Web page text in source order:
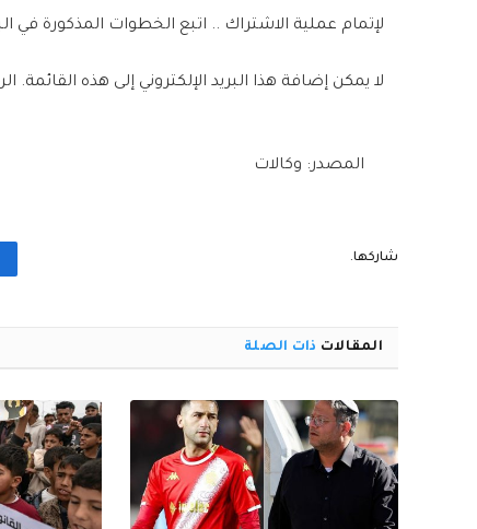
لإتمام عملية الاشتراك .. اتبع الخطوات المذكورة في
لا يمكن إضافة هذا البريد الإلكتروني إلى هذه القائمة.
المصدر: وكالات
شاركها.
المقالات ذات الصلة